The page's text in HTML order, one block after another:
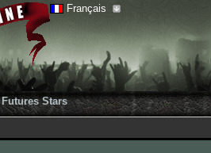
Français
Futures Stars